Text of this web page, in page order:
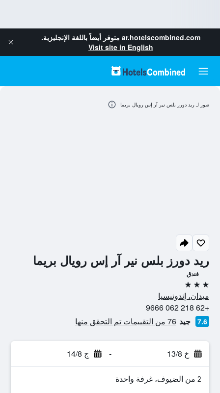
ar.hotelscombined.com متوفر أيضاً باللغة الإنجليزية.
Visit site in English
ريد دورز بلس نير آر إس رويال بريما
فندق
3 نجوم
ميدان، إندونيسيا
+62 218 062 9666
7.6 جيد 76 من التقييمات تم التحقق منها
خ 13/8 - ج 14/8
2 من الضيوف، غرفة واحدة
صور لـ ريد دورز بلس نير آر إس رويال بريما